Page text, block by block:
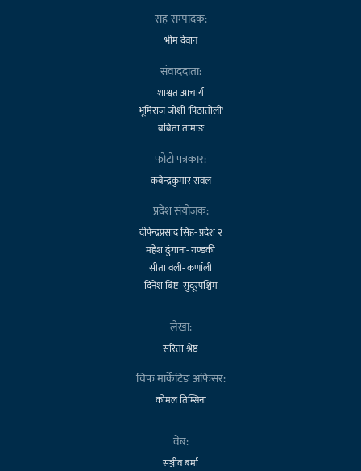
सह-सम्पादक:
भीम देवान
संवाददाता:
शाश्वत आचार्य
भूमिराज जोशी 'पिठातोली'
बबिता तामाङ
फोटो पत्रकार:
कबेन्द्रकुमार रावल
प्रदेश संयोजक:
दीपेन्द्रप्रसाद सिंह- प्रदेश २
महेश ढुंगाना- गण्डकी
सीता वली- कर्णाली
दिनेश बिष्ट- सुदूरपश्चिम
लेखा:
सरिता श्रेष्ठ
चिफ मार्केटिङ अफिसर:
कोमल तिम्सिना
वेब:
सञ्जीव बर्मा